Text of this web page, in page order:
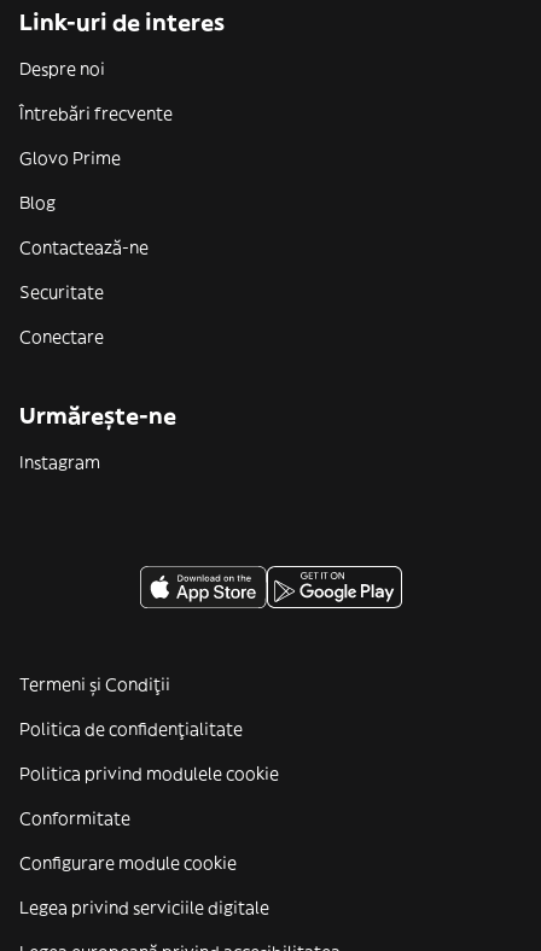
Link-uri de interes
Despre noi
Întrebări frecvente
Glovo Prime
Blog
Contactează-ne
Securitate
Conectare
Urmărește-ne
Instagram
Termeni și Condiții
Politica de confidenţialitate
Politica privind modulele cookie
Conformitate
Configurare module cookie
Legea privind serviciile digitale